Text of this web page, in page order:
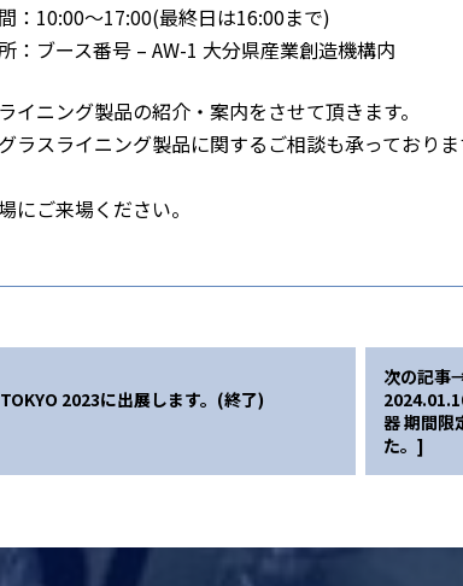
：10:00～17:00(最終日は16:00まで)
：ブース番号 – AW-1 大分県産業創造機構内
イニング製品の紹介・案内をさせて頂きます。
ラスライニング製品に関するご相談も承っておりま
にご来場ください。
2023に出展します。(終了)
次の記事
器 期間限
た。]